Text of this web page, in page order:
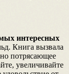
интересных
Книга вызвала
потрясающее
увеличивайте